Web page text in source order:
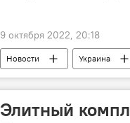
9 октября 2022, 20:18
Новости Украина
Новости мира
Россия
Элитный